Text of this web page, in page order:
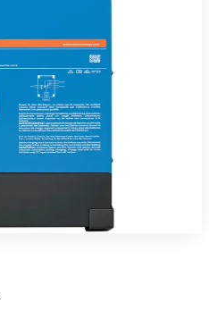
— onduleur-chargeur sinus